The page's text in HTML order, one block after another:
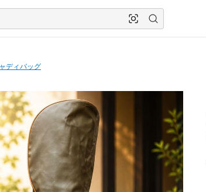
ディバッグ